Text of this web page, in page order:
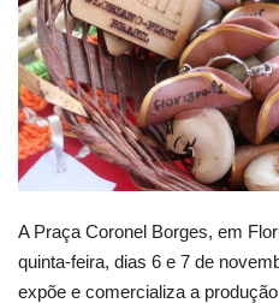
Webmail
Contato
A Praça Coronel Borges, em
quinta-feira, dias 6 e 7 de
expõe e comercializa a